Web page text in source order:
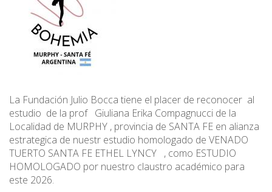
La Fundación Julio Bocca tiene el placer de reconocer al
estudio de la prof Giuliana Erika Compagnucci de la
Localidad de MURPHY , provincia de SANTA FE en alianza
estrategica de nuestr estudio homologado de VENADO
TUERTO SANTA FE ETHEL LYNCY , como ESTUDIO
HOMOLOGADO por nuestro claustro académico para
este 2026.